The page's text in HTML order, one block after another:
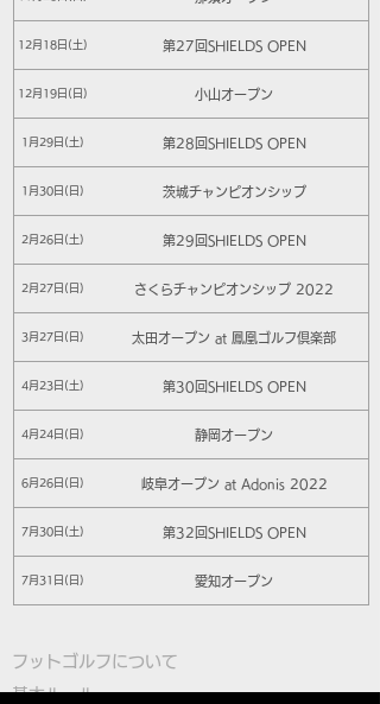
12月18日(土) 第27回SHIELDS OPEN
12月19日(日) 小山オープン
1月29日(土) 第28回SHIELDS OPEN
1月30日(日) 茨城チャンピオンシップ
2月26日(土) 第29回SHIELDS OPEN
2月27日(日) さくらチャンピオンシップ 2022
3月27日(日) 太田オープン at 鳳凰ゴルフ倶楽部
4月23日(土) 第30回SHIELDS OPEN
4月24日(日) 静岡オープン
6月26日(日) 岐阜オープン at Adonis 2022
7月30日(土) 第32回SHIELDS OPEN
7月31日(日) 愛知オープン
フットゴルフについて
基本ルール